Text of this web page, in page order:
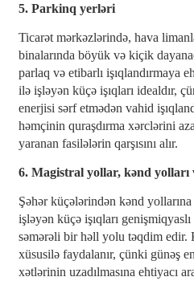
5. Parkinq yerləri
Ticarət mərkəzlərində, hava
binalarında böyük və kiçik
parlaq və etibarlı işıqlandırmaya
ilə işləyən küçə işıqları idealdır,
enerjisi sərf etmədən vahid
həmçinin quraşdırma xərclərini
yaranan fasilələrin qarşısını alır.
6. Magistral yollar, kənd yolları
Şəhər küçələrindən kənd
işləyən küçə işıqları
səmərəli bir həll yolu təqdim edir.
xüsusilə faydalanır, çünki günəş
xətlərinin uzadılmasına ehtiyacı